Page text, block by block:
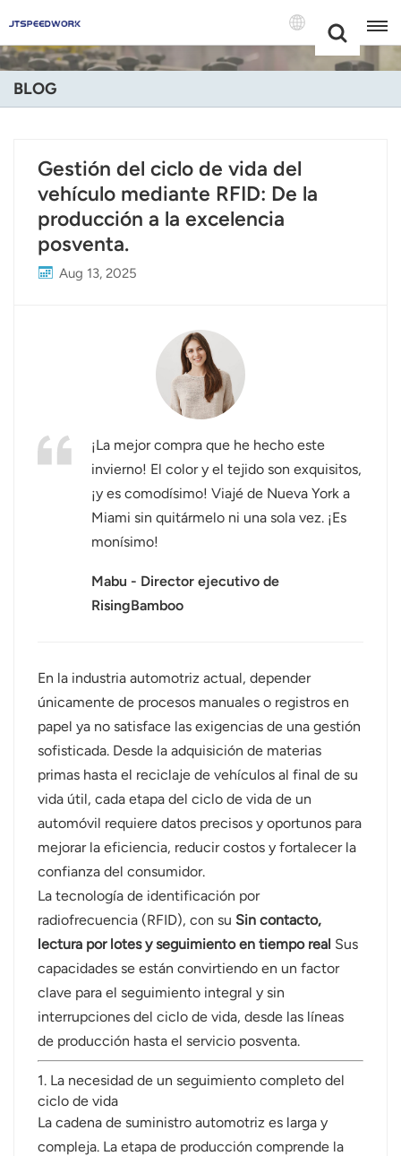
+86 -18681515767
English
Deutsch
Русский
Português
Nederland
日语
한국어
Ελληνικά
Polski
Tiếng Việt
Indonesia
BLOG
Gestión del ciclo de vida del
vehículo mediante RFID: De la
producción a la excelencia
posventa.
Aug 13, 2025
¡La mejor compra que he hecho este
invierno! El color y el tejido son exquisitos,
¡y es comodísimo! Viajé de Nueva York a
Miami sin quitármelo ni una sola vez. ¡Es
monísimo!
Mabu - Director ejecutivo de
RisingBamboo
En la industria automotriz actual, depender
únicamente de procesos manuales o registros en
papel ya no satisface las exigencias de una gestión
sofisticada. Desde la adquisición de materias
primas hasta el reciclaje de vehículos al final de su
vida útil, cada etapa del ciclo de vida de un
automóvil requiere datos precisos y oportunos para
mejorar la eficiencia, reducir costos y fortalecer la
confianza del consumidor.
La tecnología de identificación por
radiofrecuencia (RFID), con su Sin contacto,
lectura por lotes y seguimiento en tiempo real Sus
capacidades se están convirtiendo en un factor
clave para el seguimiento integral y sin
interrupciones del ciclo de vida, desde las líneas
de producción hasta el servicio posventa.
1. La necesidad de un seguimiento completo del
ciclo de vida
La cadena de suministro automotriz es larga y
compleja. La etapa de producción comprende la